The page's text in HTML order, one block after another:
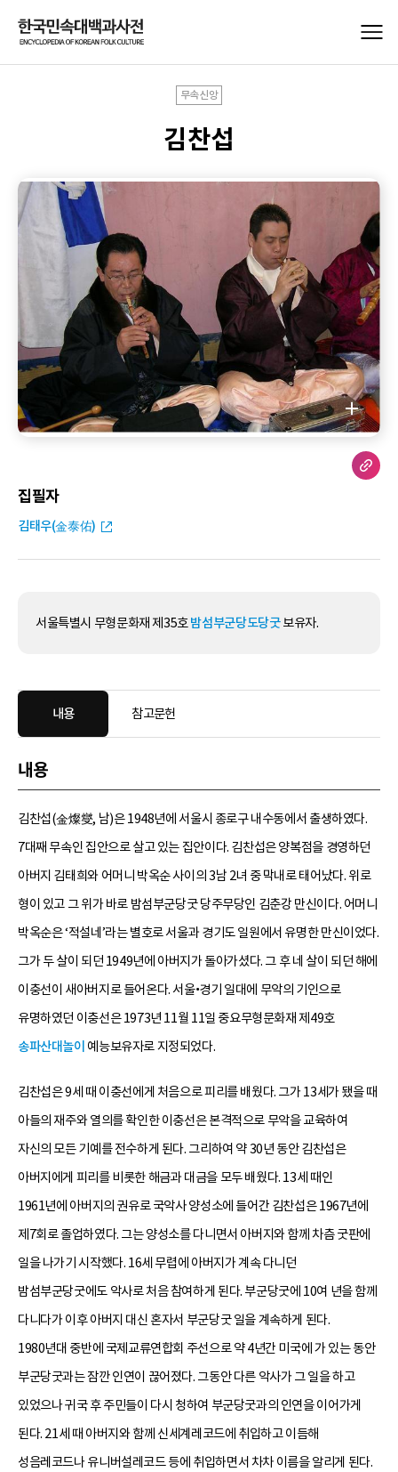
무속신앙
김찬섭
집필자
김태우(金泰佑)
서울특별시 무형문화재 제35호밤섬부군당도당굿보유자.
내용 참고문헌
내용
김찬섭(金燦燮, 남)은 1948년에 서울시 종로구 내수동에서 출생하였다.
7대째 무속인 집안으로 살고 있는 집안이다. 김찬섭은 양복점을 경영하던
아버지 김태희와 어머니 박옥순 사이의 3남 2녀 중 막내로 태어났다. 위로
형이 있고 그 위가 바로 밤섬부군당굿 당주무당인 김춘강 만신이다. 어머니
박옥순은 ‘적설네’라는 별호로 서울과 경기도 일원에서 유명한 만신이었다.
그가 두 살이 되던 1949년에 아버지가 돌아가셨다. 그 후 네 살이 되던 해에
이충선이 새아버지로 들어온다. 서울•경기 일대에 무악의 기인으로
유명하였던 이충선은 1973년 11월 11일 중요무형문화재 제49호
송파산대놀이 예능보유자로 지정되었다.
김찬섭은 9세 때 이충선에게 처음으로 피리를 배웠다. 그가 13세가 됐을 때
아들의 재주와 열의를 확인한 이충선은 본격적으로 무악을 교육하여
자신의 모든 기예를 전수하게 된다. 그리하여 약 30년 동안 김찬섭은
아버지에게 피리를 비롯한 해금과 대금을 모두 배웠다. 13세 때인
1961년에 아버지의 권유로 국악사 양성소에 들어간 김찬섭은 1967년에
제7회로 졸업하였다. 그는 양성소를 다니면서 아버지와 함께 차츰 굿판에
일을 나가기 시작했다. 16세 무렵에 아버지가 계속 다니던
밤섬부군당굿에도 악사로 처음 참여하게 된다. 부군당굿에 10여 년을 함께
다니다가 이후 아버지 대신 혼자서 부군당굿 일을 계속하게 된다.
1980년대 중반에 국제교류연합회 주선으로 약 4년간 미국에 가 있는 동안
부군당굿과는 잠깐 인연이 끊어졌다. 그동안 다른 악사가 그 일을 하고
있었으나 귀국 후 주민들이 다시 청하여 부군당굿과의 인연을 이어가게
된다. 21세 때 아버지와 함께 신세계레코드에 취입하고 이듬해
성음레코드나 유니버설레코드 등에 취입하면서 차차 이름을 알리게 된다.